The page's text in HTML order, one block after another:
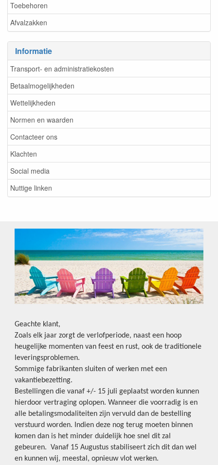
Toebehoren
Afvalzakken
Informatie
Transport- en administratiekosten
Betaalmogelijkheden
Wettelijkheden
Normen en waarden
Contacteer ons
Klachten
Social media
Nuttige linken
Geachte klant,
Zoals elk jaar zorgt de verlofperiode, naast een hoop
heugelijke momenten van feest en rust, ook de traditionele
leveringsproblemen.
Sommige fabrikanten sluiten of werken met een
vakantiebezetting.
Bestellingen die vanaf +/- 15 juli geplaatst worden kunnen
hierdoor vertraging oplopen. Wanneer die voorradig is en
alle betalingsmodaliteiten zijn vervuld dan de bestelling
verstuurd worden. Indien deze nog terug moeten binnen
komen dan is het minder duidelijk hoe snel dit zal
gebeuren. Vanaf 15 Augustus stabiliseert zich dit dan wel
en kunnen wij, meestal, opnieuw vlot werken.